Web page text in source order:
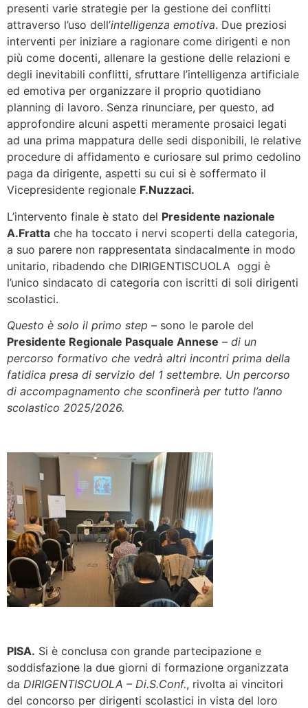
presenti varie strategie per la gestione dei conflitti
attraverso l’uso dell’intelligenza emotiva. Due preziosi
interventi per iniziare a ragionare come dirigenti e non
più come docenti, allenare la gestione delle relazioni e
degli inevitabili conflitti, sfruttare l’intelligenza artificiale
ed emotiva per organizzare il proprio quotidiano
planning di lavoro. Senza rinunciare, per questo, ad
approfondire alcuni aspetti meramente prosaici legati
ad una prima mappatura delle sedi disponibili, le relative
procedure di affidamento e curiosare sul primo cedolino
paga da dirigente, aspetti su cui si è soffermato il
Vicepresidente regionale F.Nuzzaci.
L’intervento finale è stato del Presidente nazionale
A.Fratta che ha toccato i nervi scoperti della categoria,
a suo parere non rappresentata sindacalmente in modo
unitario, ribadendo che DIRIGENTISCUOLA oggi è
l’unico sindacato di categoria con iscritti di soli dirigenti
scolastici.
Questo è solo il primo step – sono le parole del
Presidente Regionale Pasquale Annese – di un
percorso formativo che vedrà altri incontri prima della
fatidica presa di servizio del 1 settembre. Un percorso
di accompagnamento che sconfinerà per tutto l’anno
scolastico 2025/2026.
PISA. Si è conclusa con grande partecipazione e
soddisfazione la due giorni di formazione organizzata
da DIRIGENTISCUOLA – Di.S.Conf., rivolta ai vincitori
del concorso per dirigenti scolastici in vista del loro